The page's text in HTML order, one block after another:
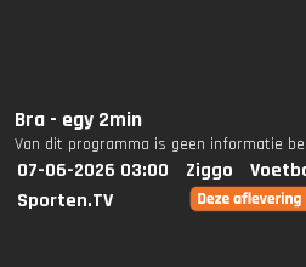
Bra - egy 2min
Van dit programma is geen informatie
07-06-2026 03:00 Ziggo
Sporten.TV